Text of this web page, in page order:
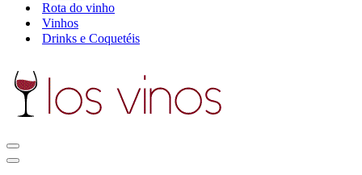
Rota do vinho
Vinhos
Drinks e Coquetéis
Menu
de
Menu